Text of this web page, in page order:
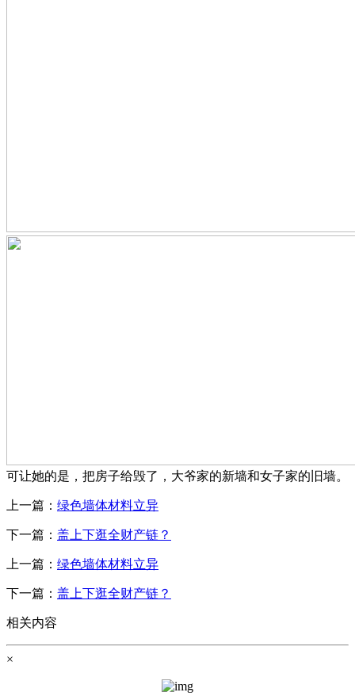
可让她的是，把房子给毁了，大爷家的新墙和女子家的旧墙。
上一篇： 绿色墙体材料立异
下一篇： 盖上下逛全财产链？
上一篇： 绿色墙体材料立异
下一篇： 盖上下逛全财产链？
相关内容
×